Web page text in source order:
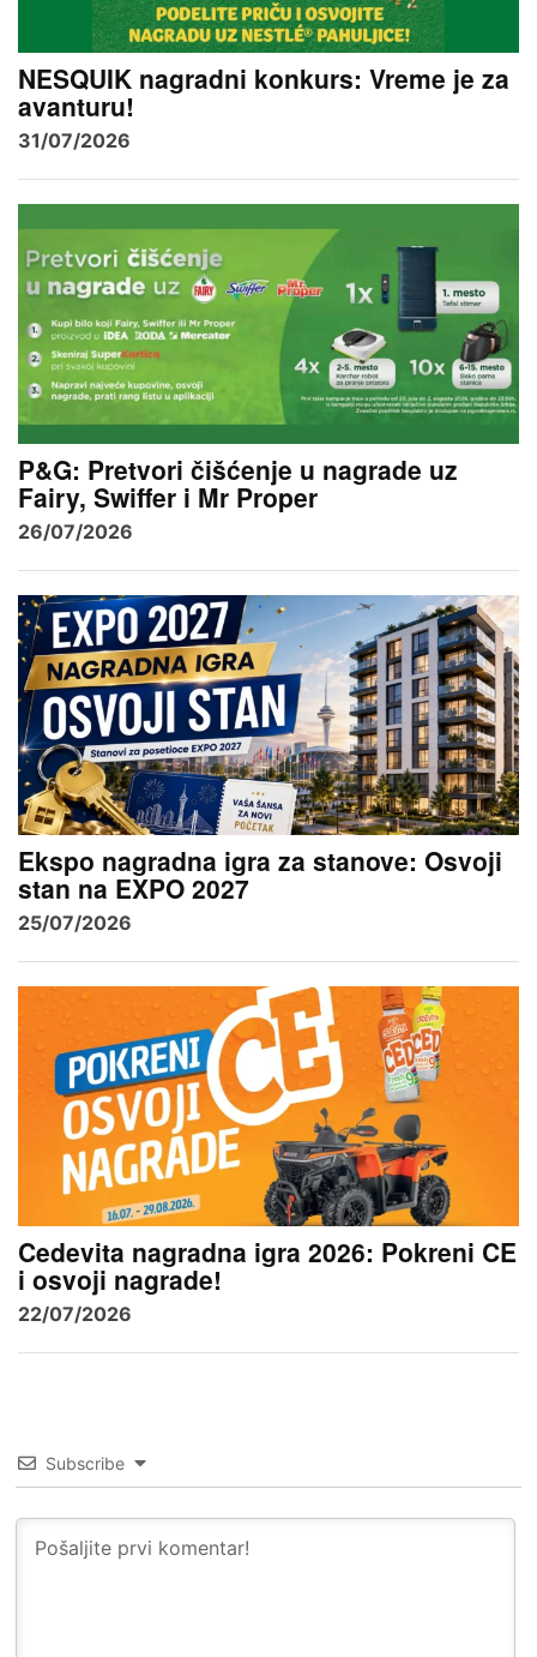
NESQUIK nagradni konkurs: Vreme je za
avanturu!
31/07/2026
P&G: Pretvori čišćenje u nagrade uz
Fairy, Swiffer i Mr Proper
26/07/2026
Ekspo nagradna igra za stanove: Osvoji
stan na EXPO 2027
25/07/2026
Cedevita nagradna igra 2026: Pokreni CE
i osvoji nagrade!
22/07/2026
Subscribe